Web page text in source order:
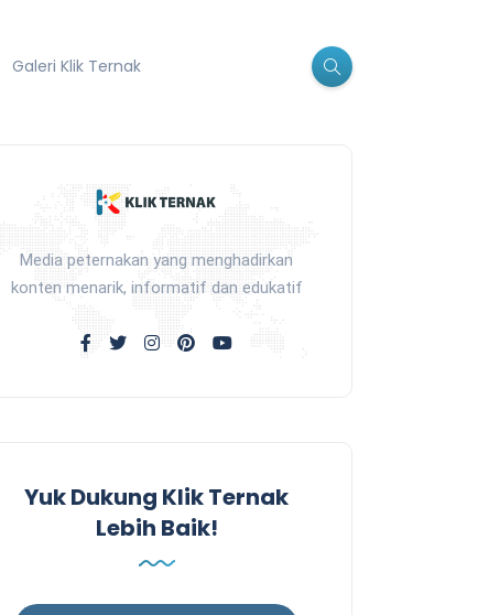
Galeri Klik Ternak
Media peternakan yang menghadirkan
konten menarik, informatif dan edukatif
Yuk Dukung Klik Ternak
Lebih Baik!